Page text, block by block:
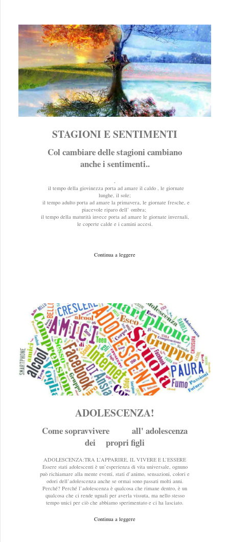
STAGIONI E SENTIMENTI
Col cambiare delle stagioni cambiano
anche i sentimenti..
il tempo della giovinezza porta ad amare il caldo , le giornate
lunghe, il sole;
il tempo adulto porta ad amare la primavera, le giornate fresche, e
piacevole riparo dell’ ombra;
il tempo della maturità invece porta ad amare le giornate invernali,
le coperte calde e i camini accesi.
Continua a leggere
ADOLESCENZA!
Come sopravvivere all' adolescenza
dei propri figli
ADOLESCENZA:TRA L’APPARIRE, IL VIVERE E L’ESSERE
Essere stati adolescenti è un’esperienza di vita universale, ognuno
può richiamare alla mente eventi, stati d’animo, sensazioni, colori e
odori dell’adolescenza anche se ormai sono passati molti anni.
Perché? Perché l’adolescenza è qualcosa che rimane dentro, è un
qualcosa che ci rende uguali per averla vissuta, ma nello stesso
tempo unici per ciò che abbiamo sperimentato e ci ha lasciato.
Continua a leggere